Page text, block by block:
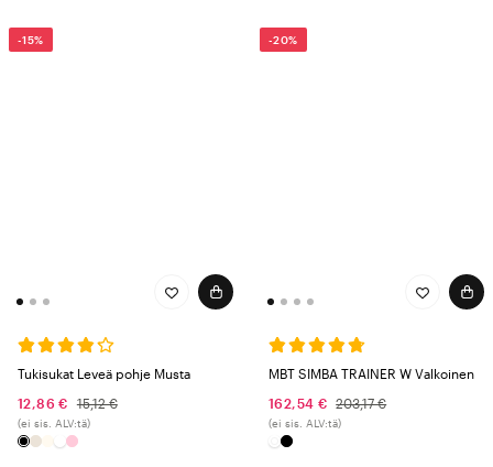
-15%
Tukisukat Leveä pohje Musta
12,86 €
15,12 €
(ei sis. ALV:tä)
-20%
MBT SIMBA TRAINER W Valkoinen
162,54 € 203,17 €
(ei sis. ALV:tä)